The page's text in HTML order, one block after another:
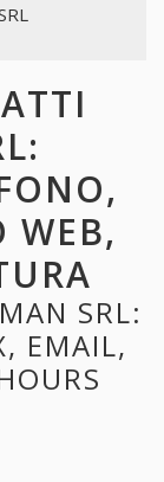
WEB,
SRL:
EMAIL,